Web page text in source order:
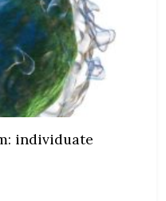
individuate